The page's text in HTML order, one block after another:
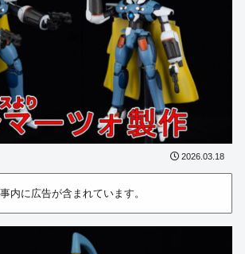
2026.03.18
内に広告が含まれています。